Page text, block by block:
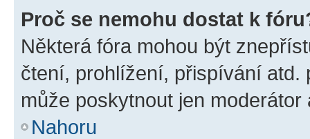
Proč se nemohu dostat k
Některá fóra mohou být
čtení, prohlížení, přispívání atd.
může poskytnout jen
Nahoru